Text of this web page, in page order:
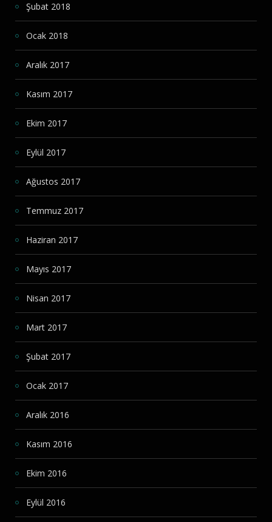
Şubat 2018
Ocak 2018
Aralık 2017
Kasım 2017
Ekim 2017
Eylül 2017
Ağustos 2017
Temmuz 2017
Haziran 2017
Mayıs 2017
Nisan 2017
Mart 2017
Şubat 2017
Ocak 2017
Aralık 2016
Kasım 2016
Ekim 2016
Eylül 2016